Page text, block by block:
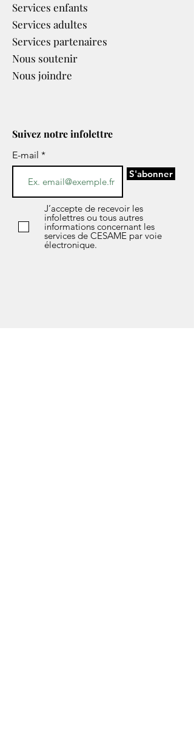
Services enfants
Services adultes
Services partenaires​
Nous soutenir
Nous joindre
Suivez notre infolettre
E-mail
S'abonner
J’accepte de recevoir les
infolettres ou tous autres
informations concernant les
services de CESAME par voie
électronique.